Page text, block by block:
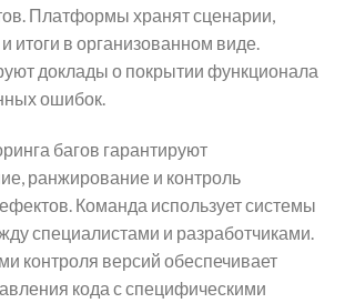
Платформы хранят сценарии,
итоги в организованном виде.
доклады о покрытии функционала
ошибок.
багов гарантируют
ранжирование и контроль
Команда использует системы
специалистами и разработчиками.
контроля версий обеспечивает
кода с специфическими